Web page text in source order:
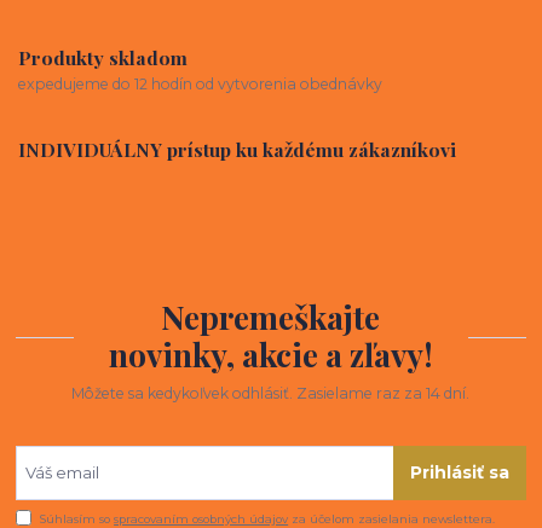
Produkty skladom
expedujeme do 12 hodín od vytvorenia obednávky
INDIVIDUÁLNY prístup ku každému zákazníkovi
Nepremeškajte
novinky, akcie a zľavy!
Môžete sa kedykoľvek odhlásiť. Zasielame raz za 14 dní.
Prihlásiť sa
Súhlasím sospracovaním osobných údajov za účelom zasielania newslettera.